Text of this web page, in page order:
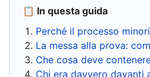
📋 In questa guida
Perché il processo
La messa alla prova:
Che cosa deve
Chi era davvero davanti